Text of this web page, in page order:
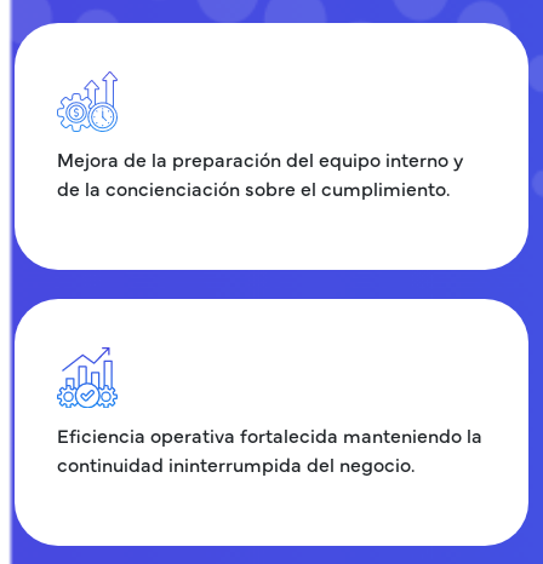
Mejora de la preparación del equipo interno y
de la concienciación sobre el cumplimiento.
Eficiencia operativa fortalecida manteniendo la
continuidad ininterrumpida del negocio.